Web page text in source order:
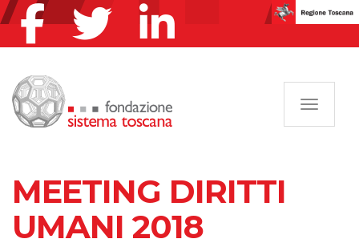
MEETING DIRITTI
UMANI 2018